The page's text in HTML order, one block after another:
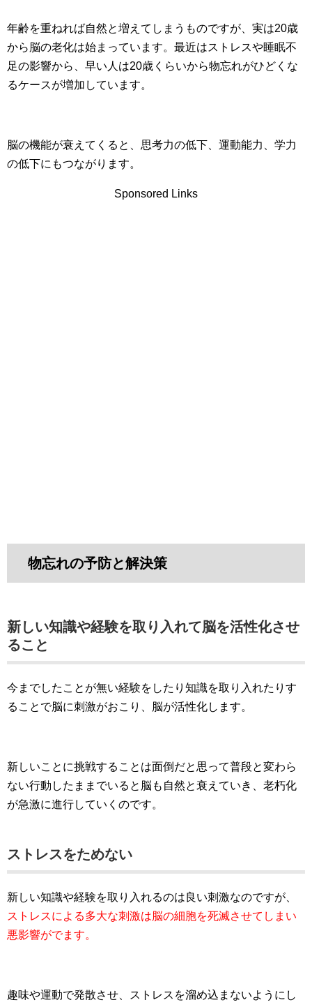
年齢を重ねれば自然と増えてしまうものですが、実は20歳
から脳の老化は始まっています。最近はストレスや睡眠不
足の影響から、早い人は20歳くらいから物忘れがひどくな
るケースが増加しています。
脳の機能が衰えてくると、思考力の低下、運動能力、学力
の低下にもつながります。
Sponsored Links
物忘れの予防と解決策
新しい知識や経験を取り入れて脳を活性化させ
ること
今までしたことが無い経験をしたり知識を取り入れたりす
ることで脳に刺激がおこり、脳が活性化します。
新しいことに挑戦することは面倒だと思って普段と変わら
ない行動したままでいると脳も自然と衰えていき、老朽化
が急激に進行していくのです。
ストレスをためない
新しい知識や経験を取り入れるのは良い刺激なのですが、
ストレスによる多大な刺激は脳の細胞を死滅させてしまい
悪影響がでます。
趣味や運動で発散させ、ストレスを溜め込まないようにし